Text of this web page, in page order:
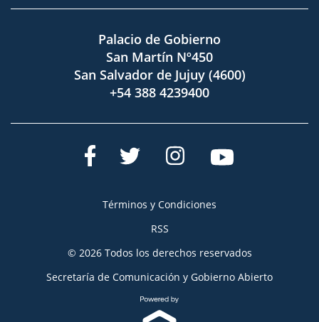
Palacio de Gobierno
San Martín Nº450
San Salvador de Jujuy (4600)
+54 388 4239400
Términos y Condiciones
RSS
© 2026 Todos los derechos reservados
Secretaría de Comunicación y Gobierno Abierto